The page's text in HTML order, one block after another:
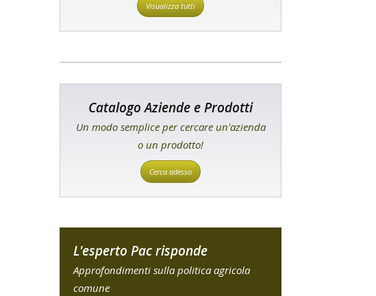
Visualizza tutti
Catalogo Aziende e Prodotti
Un modo semplice per cercare un'azienda
o un prodotto!
Cerca adesso
L'esperto Pac risponde
Approfondimenti sulla politica agricola
comune